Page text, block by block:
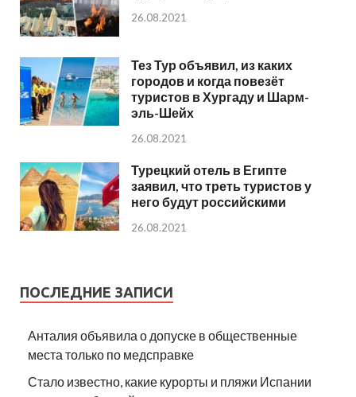
26.08.2021
Тез Тур объявил, из каких
городов и когда повезёт
туристов в Хургаду и Шарм-
эль-Шейх
26.08.2021
Турецкий отель в Египте
заявил, что треть туристов у
него будут российскими
26.08.2021
ПОСЛЕДНИЕ ЗАПИСИ
Анталия объявила о допуске в общественные
места только по медсправке
Стало известно, какие курорты и пляжи Испании